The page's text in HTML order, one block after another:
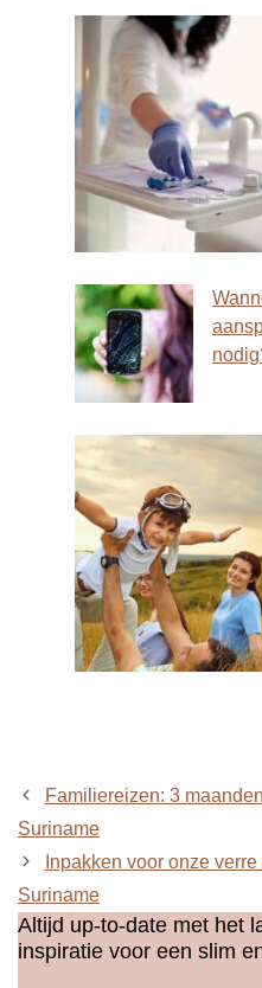
Familiereizen: 3
Suriname
Inpakken voor onze
Suriname
Altijd up-to-date met het
inspiratie voor een slim